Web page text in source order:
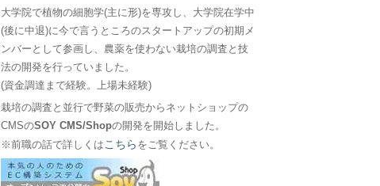
大学院で植物の細胞学(主に形)を専攻し、大学院在学中
(後に中退)に今で言うところのスタートアップの初期メ
ンバーとして参画し、農薬を使わない栽培の調査と技
法の開発を行っていました。
(資金調達まで経験。上場未経験)
栽培の調査と並行で野菜の販売からネットショップの
CMSのSOY CMS/Shopの開発を開始しました。
※前職の話で詳しくは こちら をご覧ください。